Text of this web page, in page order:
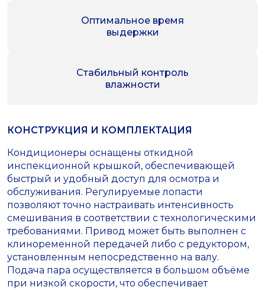
Оптимальное время
выдержки
Стабильный контроль
влажности
КОНСТРУКЦИЯ И КОМПЛЕКТАЦИЯ
Кондиционеры оснащены откидной
инспекционной крышкой, обеспечивающей
быстрый и удобный доступ для осмотра и
обслуживания. Регулируемые лопасти
позволяют точно настраивать интенсивность
смешивания в соответствии с технологическими
требованиями. Привод может быть выполнен с
клиноременной передачей либо с редуктором,
установленным непосредственно на валу.
Подача пара осуществляется в большом объёме
при низкой скорости, что обеспечивает